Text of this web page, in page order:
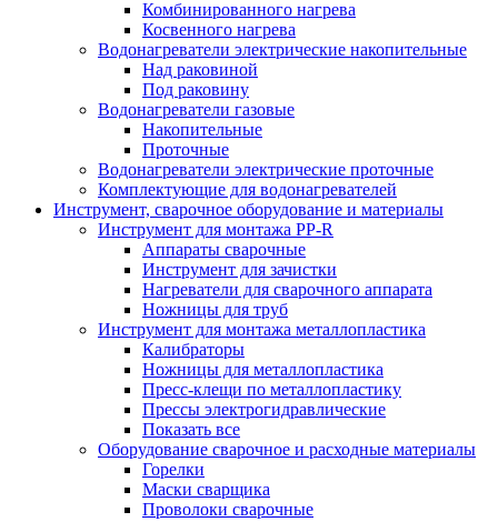
Комбинированного нагрева
Косвенного нагрева
Водонагреватели электрические накопительные
Над раковиной
Под раковину
Водонагреватели газовые
Накопительные
Проточные
Водонагреватели электрические проточные
Комплектующие для водонагревателей
Инструмент, сварочное оборудование и материалы
Инструмент для монтажа PP-R
Аппараты сварочные
Инструмент для зачистки
Нагреватели для сварочного аппарата
Ножницы для труб
Инструмент для монтажа металлопластика
Калибраторы
Ножницы для металлопластика
Пресс-клещи по металлопластику
Прессы электрогидравлические
Показать все
Оборудование сварочное и расходные материалы
Горелки
Маски сварщика
Проволоки сварочные